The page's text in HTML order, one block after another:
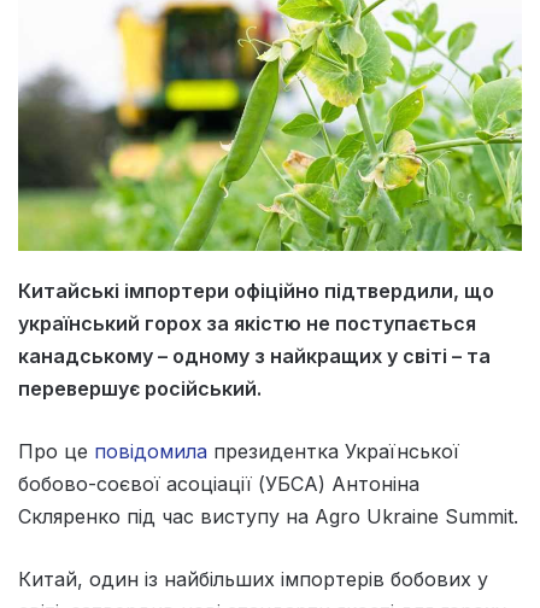
Китайські імпортери офіційно підтвердили, що
український горох за якістю не поступається
канадському – одному з найкращих у світі – та
перевершує російський.
Про це повідомила президентка Української
бобово-соєвої асоціації (УБСА) Антоніна
Скляренко під час виступу на Agro Ukraine Summit.
Китай, один із найбільших імпортерів бобових у